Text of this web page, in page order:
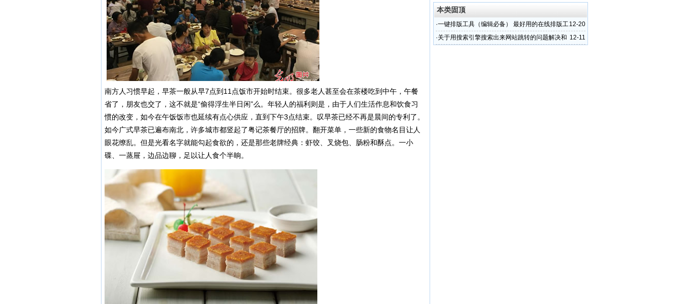
南方人习惯早起，早茶一般从早7点到11点饭市开始时结束。很多老人甚至会在茶楼吃到中午，午餐
省了，朋友也交了，这不就是“偷得浮生半日闲”么。年轻人的福利则是，由于人们生活作息和饮食习
惯的改变，如今在午饭饭市也延续有点心供应，直到下午3点结束。叹早茶已经不再是晨间的专利了。
如今广式早茶已遍布南北，许多城市都竖起了粤记茶餐厅的招牌。翻开菜单，一些新的食物名目让人
眼花缭乱。但是光看名字就能勾起食欲的，还是那些老牌经典：虾饺、叉烧包、肠粉和酥点。一小
碟、一蒸屉，边品边聊，足以让人食个半晌。
本类固顶
12-20
·一键排版工具（编辑必备） 最好用的在线排版工
具
12-11
·关于用搜索引擎搜索出来网站跳转的问题解决和